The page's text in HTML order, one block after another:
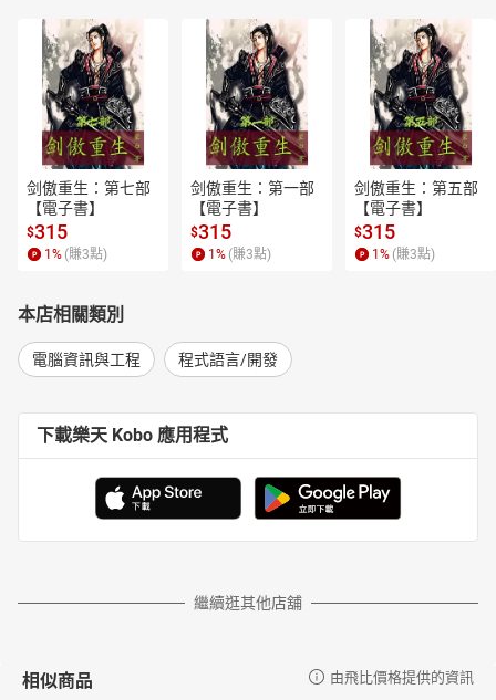
剑傲重生：第七部
【電子書】
$315
1 % (賺3點)
剑傲重生：第一部
【電子書】
$315
1 % (賺3點)
剑傲重生：第五部
【電子書】
$315
1 % (賺3點)
本店相關類別
電腦資訊與工程 程式語言/開發
下載樂天 Kobo 應用程式
繼續逛其他店舖
相似商品 由飛比價格提供的資訊